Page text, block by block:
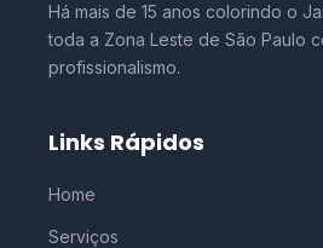
Há mais de 15 anos colorindo o
toda a Zona Leste de São Paulo
profissionalismo.
Links Rápidos
Home
Serviços